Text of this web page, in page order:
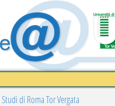
di Roma Tor Vergata